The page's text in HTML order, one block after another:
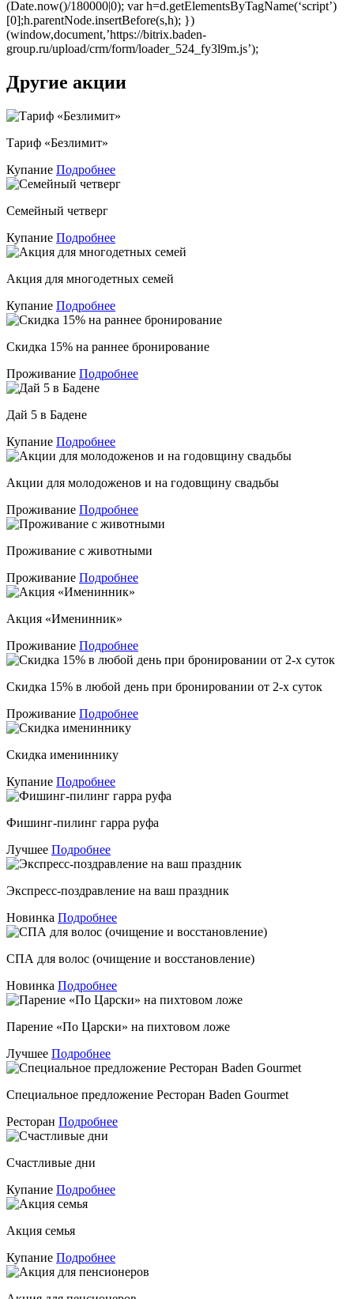
(Date.now()/180000|0); var h=d.getElementsByTagName(‘script’)
[0];h.parentNode.insertBefore(s,h); })
(window,document,’https://bitrix.baden-
group.ru/upload/crm/form/loader_524_fy3l9m.js’);
Другие акции
Тариф «Безлимит»
Купание Подробнее
Семейный четверг
Купание Подробнее
Акция для многодетных семей
Купание Подробнее
Скидка 15% на раннее бронирование
Проживание Подробнее
Дай 5 в Бадене
Купание Подробнее
Акции для молодоженов и на годовщину свадьбы
Проживание Подробнее
Проживание с животными
Проживание Подробнее
Акция «Именинник»
Проживание Подробнее
Скидка 15% в любой день при бронировании от 2-х суток
Проживание Подробнее
Скидка имениннику
Купание Подробнее
Фишинг-пилинг гарра руфа
Лучшее Подробнее
Экспресс-поздравление на ваш праздник
Новинка Подробнее
СПА для волос (очищение и восстановление)
Новинка Подробнее
Парение «По Царски» на пихтовом ложе
Лучшее Подробнее
Специальное предложение Ресторан Baden Gourmet
Ресторан Подробнее
Счастливые дни
Купание Подробнее
Акция семья
Купание Подробнее